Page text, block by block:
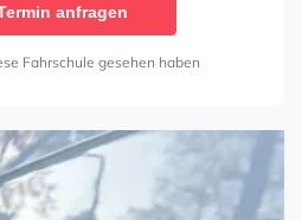
anfragen
Fahrschule gesehen haben